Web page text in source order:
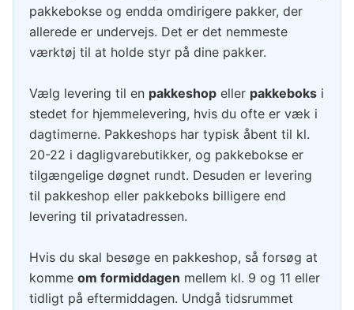
pakkebokse og endda omdirigere pakker, der
allerede er undervejs. Det er det nemmeste
værktøj til at holde styr på dine pakker.
Vælg levering til en pakkeshop eller pakkeboks i
stedet for hjemmelevering, hvis du ofte er væk i
dagtimerne. Pakkeshops har typisk åbent til kl.
20-22 i dagligvarebutikker, og pakkebokse er
tilgængelige døgnet rundt. Desuden er levering
til pakkeshop eller pakkeboks billigere end
levering til privatadressen.
Hvis du skal besøge en pakkeshop, så forsøg at
komme om formiddagen mellem kl. 9 og 11 eller
tidligt på eftermiddagen. Undgå tidsrummet